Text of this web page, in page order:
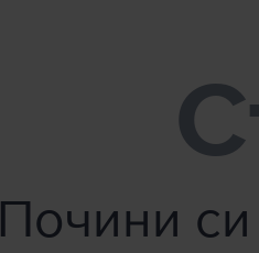
Почини